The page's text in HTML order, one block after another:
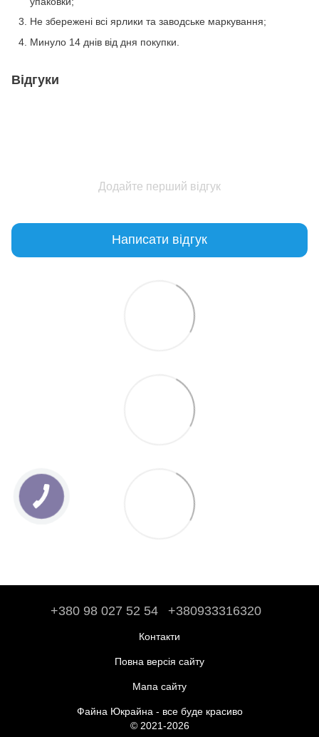
Не збережені всі ярлики та заводське маркування;
Минуло 14 днів від дня покупки.
Відгуки
Додайте перший відгук
Написати відгук
+380 98 027 52 54 +380933316320
Контакти
Повна версія сайту
Мапа сайту
Файна Юкрайна - все буде красиво
© 2021-2026